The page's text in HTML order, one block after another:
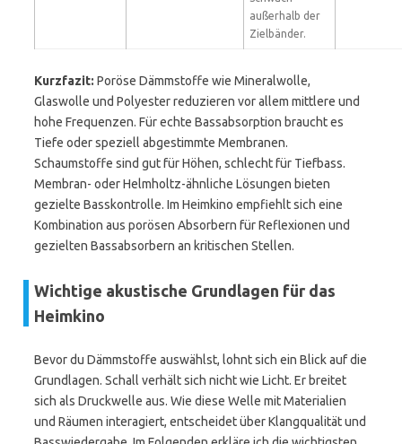
außerhalb der
Zielbänder.
Kurzfazit: Poröse Dämmstoffe wie Mineralwolle,
Glaswolle und Polyester reduzieren vor allem mittlere und
hohe Frequenzen. Für echte Bassabsorption braucht es
Tiefe oder speziell abgestimmte Membranen.
Schaumstoffe sind gut für Höhen, schlecht für Tiefbass.
Membran- oder Helmholtz-ähnliche Lösungen bieten
gezielte Basskontrolle. Im Heimkino empfiehlt sich eine
Kombination aus porösen Absorbern für Reflexionen und
gezielten Bassabsorbern an kritischen Stellen.
Wichtige akustische Grundlagen für das
Heimkino
Bevor du Dämmstoffe auswählst, lohnt sich ein Blick auf die
Grundlagen. Schall verhält sich nicht wie Licht. Er breitet
sich als Druckwelle aus. Wie diese Welle mit Materialien
und Räumen interagiert, entscheidet über Klangqualität und